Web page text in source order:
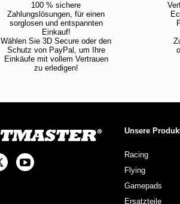
100 % sichere
Zahlungslösungen, für einen
sorglosen und entspannten
Einkauf!
Wählen Sie 3D Secure oder den
Schutz von PayPal, um Ihre
Einkäufe mit vollem Vertrauen
zu erledigen!
Unsere
Racing
Flying
Gamepads
Ersatzteile